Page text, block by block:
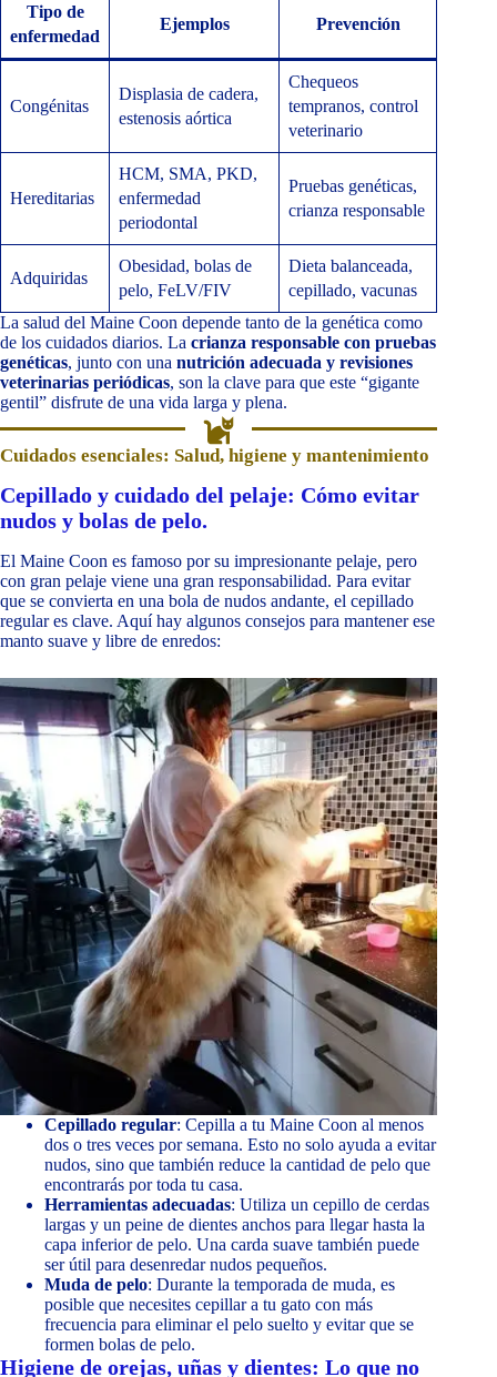
Tipo de
enfermedad
Ejemplos Prevención
Congénitas
Displasia de cadera,
estenosis aórtica
Chequeos
tempranos, control
veterinario
Hereditarias
HCM, SMA, PKD,
enfermedad
periodontal
Pruebas genéticas,
crianza responsable
Adquiridas
Obesidad, bolas de
pelo, FeLV/FIV
Dieta balanceada,
cepillado, vacunas
La salud del Maine Coon depende tanto de la genética como
de los cuidados diarios. La crianza responsable con pruebas
genéticas, junto con una nutrición adecuada y revisiones
veterinarias periódicas, son la clave para que este “gigante
gentil” disfrute de una vida larga y plena.
Cuidados esenciales: Salud, higiene y mantenimiento
Cepillado y cuidado del pelaje: Cómo evitar
nudos y bolas de pelo.
El Maine Coon es famoso por su impresionante pelaje, pero
con gran pelaje viene una gran responsabilidad. Para evitar
que se convierta en una bola de nudos andante, el cepillado
regular es clave. Aquí hay algunos consejos para mantener ese
manto suave y libre de enredos:
Cepillado regular: Cepilla a tu Maine Coon al menos
dos o tres veces por semana. Esto no solo ayuda a evitar
nudos, sino que también reduce la cantidad de pelo que
encontrarás por toda tu casa.
Herramientas adecuadas: Utiliza un cepillo de cerdas
largas y un peine de dientes anchos para llegar hasta la
capa inferior de pelo. Una carda suave también puede
ser útil para desenredar nudos pequeños.
Muda de pelo: Durante la temporada de muda, es
posible que necesites cepillar a tu gato con más
frecuencia para eliminar el pelo suelto y evitar que se
formen bolas de pelo.
Higiene de orejas, uñas y dientes: Lo que no